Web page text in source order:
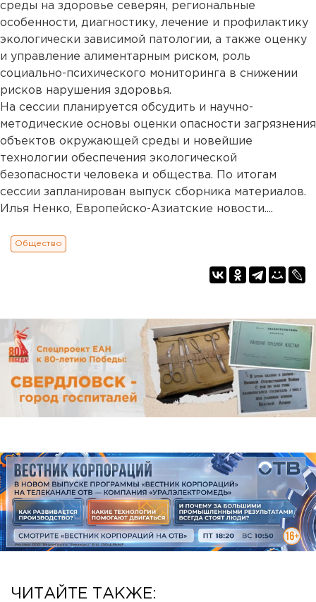
среды на здоровье северян, региональные
особенности, диагностику, лечение и профилактику
экологически зависимой патологии, а также оценку
и управление алиментарным риском, роль
социально-психического мониторинга в снижении
рисков нарушения здоровья.
На сессии планируется обсудить и научно-
методические основы оценки опасности загрязнения
объектов окружающей среды и новейшие
технологии обеспечения экологической
безопасности человека и общества. По итогам
сессии запланирован выпуск сборника материалов.
Илья Ненко, Европейско-Азиатские новости....
Общество
ЧИТАЙТЕ ТАКЖЕ: